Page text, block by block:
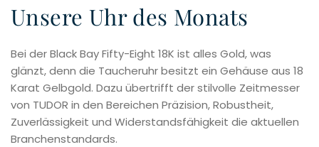
Unsere Uhr des Monats
Bei der Black Bay Fifty-Eight 18K ist alles Gold, was
glänzt, denn die Taucheruhr besitzt ein Gehäuse aus 18
Karat Gelbgold. Dazu übertrifft der stilvolle Zeitmesser
von TUDOR in den Bereichen Präzision, Robustheit,
Zuverlässigkeit und Widerstandsfähigkeit die aktuellen
Branchenstandards.